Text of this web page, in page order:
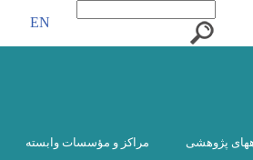
EN
پژوهشی مراکز و مؤسسات وابسته